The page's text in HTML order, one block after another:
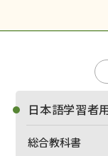
日本語学習者
総合教科書